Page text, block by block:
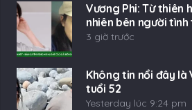
Vương Phi: Từ thiên
nhiên bên người
3 giờ trước
Không tin nổi đây
tuổi 52
Yesterday lúc 9:24 pm